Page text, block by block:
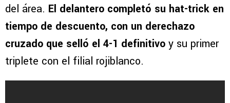
del área. El delantero completó su hat-trick en
tiempo de descuento, con un derechazo
cruzado que selló el 4-1 definitivo y su primer
triplete con el filial rojiblanco.